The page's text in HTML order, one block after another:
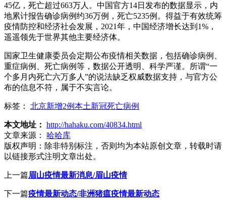
45亿，死亡超过663万人。中国官方14日发布的数据显示，内
地累计报告确诊病例约36万例，死亡5235例。得益于有效统筹
疫情防控和经济社会发展，2021年，中国经济增长达到1%，
遥遥领先于世界其他主要经济体。
国家卫生健康委员会定期公布疫情相关数据，包括确诊病例、
重症病例、死亡病例等，数据公开透明、科学严谨。所谓“一
个多月内死亡六万多人”的说法缺乏权威数据支持，与官方公
布的信息不符，属于不实言论。
标签： 北京新增2例本土新冠死亡病例
本文地址： http://hahaku.com/40834.html
文章来源：
哈哈库
版权声明： 除非特别标注，否则均为本站原创文章，转载时请
以链接形式注明文章出处。
上一篇眉山疫情最新消息/眉山疫情
下一篇疫情最新动态/非洲猪瘟疫情最新动态